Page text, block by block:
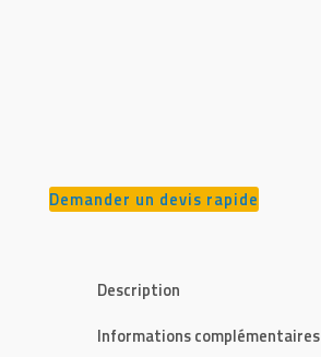
Demander un devis rapide
Description
Informations complémentaires